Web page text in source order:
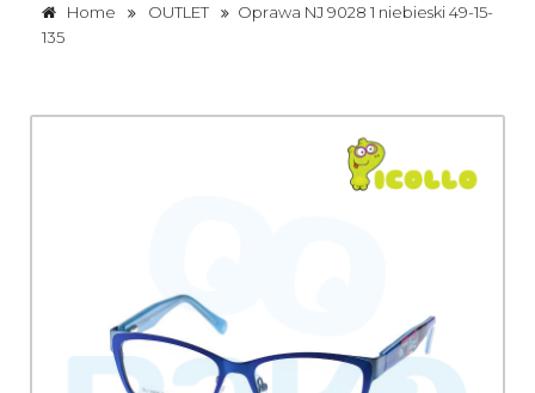
Home OUTLET
Oprawa NJ 9028 1 niebieski 49-15-
135